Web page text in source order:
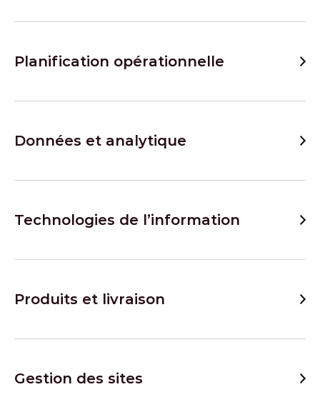
Planification opérationnelle
Données et analytique
Technologies de l’information
Produits et livraison
Gestion des sites